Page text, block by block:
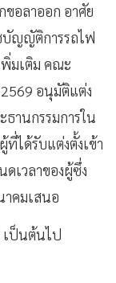
ขอลาออก อาศัย
บัญญัติการรถไฟ
มเติม คณะ
อนุมัติแต่ง
ธานกรรมการใน
ได้รับแต่งตั้งเข้า
เวลาของผู้ซึ่ง
าคมเสนอ
เป็นต้นไป